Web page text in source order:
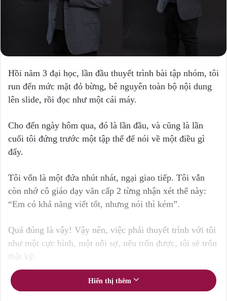
Hồi năm 3 đại học, lần đầu thuyết trình bài tập nhóm, tôi
run đến mức mặt đỏ bừng, bê nguyên toàn bộ nội dung
lên slide, rồi đọc như một cái máy.
Cho đến ngày hôm qua, đó là lần đầu, và cũng là lần
cuối tôi đứng trước một tập thể để nói về một điều gì
đấy.
Tôi vốn là một đứa nhút nhát, ngại giao tiếp. Tôi vẫn
còn nhớ cô giáo dạy văn cấp 2 từng nhận xét thế này:
“Em có khả năng viết tốt, nhưng nói thì kém”.
Quả đúng là vậy! Vậy nên, việc phải thuyết trình với tôi
như một cực hình, một nỗi sợ, nếu trốn được, tôi sẽ trốn
thật kỹ.
Vậy mà, hôm nay, tôi lại “có gan” đứng trước nhiều
Hiển thị thêm